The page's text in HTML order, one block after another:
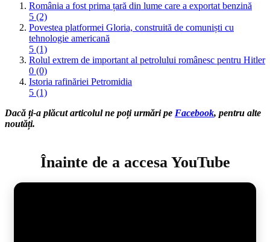
România a fost prima țară din lume care a exportat benzină
5 (2)
Povestea platformei Gloria, construită de comuniști cu
tehnologie americană
5 (1)
Rolul extrem de important al petrolului românesc pentru Hitler
0 (0)
Istoria rafinăriei Petromidia
5 (1)
Dacă ți-a plăcut articolul ne poți urmări pe Facebook, pentru alte
noutăți.
Înainte de a accesa YouTube